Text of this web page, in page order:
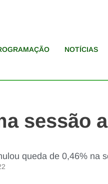
NOTÍCIAS
sessão
queda de 0,46% na